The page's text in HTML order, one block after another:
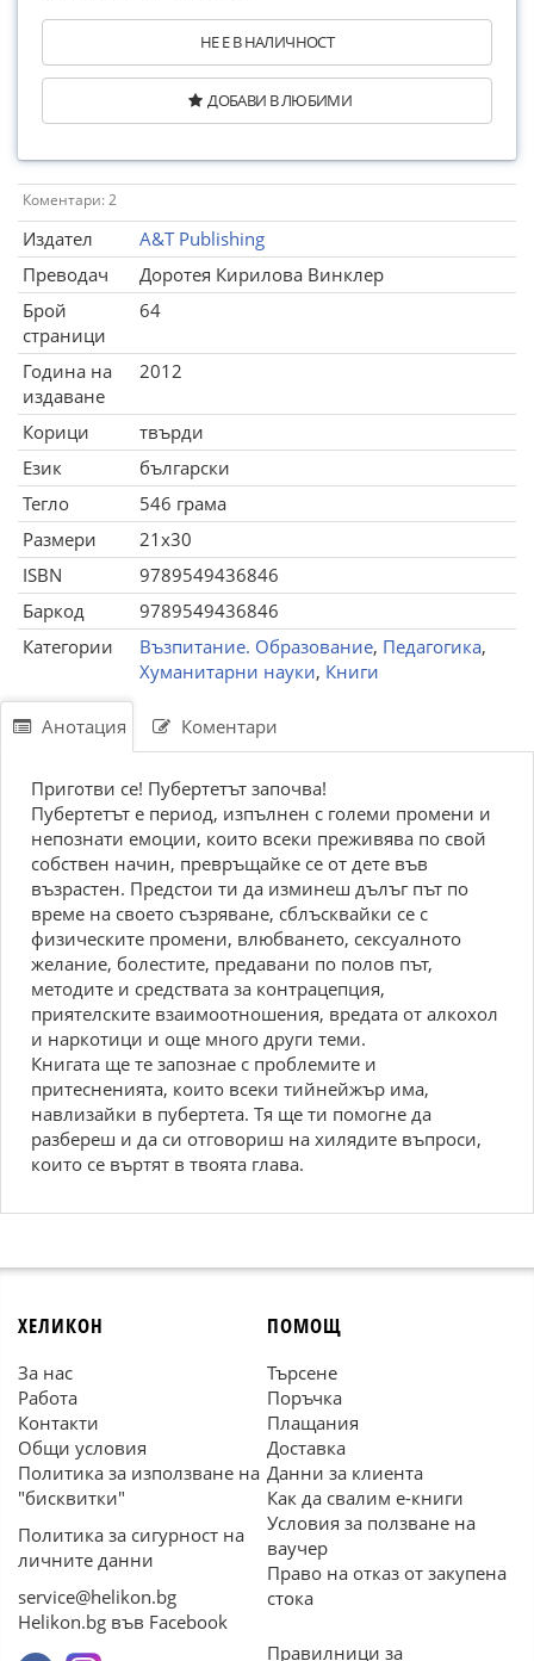
НЕ Е В НАЛИЧНОСТ
ДОБАВИ В ЛЮБИМИ
Коментари: 2
Издател
A&T Publishing
Преводач
Доротея Кирилова Винклер
Брой
страници
64
Година на
издаване
2012
Корици
твърди
Език
български
Тегло
546 грама
Размери
21x30
ISBN
9789549436846
Баркод
9789549436846
Категории
Възпитание. Образование, Педагогика,
Хуманитарни науки, Книги
Анотация Коментари
Приготви се! Пубертетът започва!
Пубертетът е период, изпълнен с големи промени и
непознати емоции, които всеки преживява по свой
собствен начин, превръщайке се от дете във
възрастен. Предстои ти да изминеш дълъг път по
време на своето съзряване, сблъсквайки се с
физическите промени, влюбването, сексуалното
желание, болестите, предавани по полов път,
методите и средствата за контрацепция,
приятелските взаимоотношения, вредата от алкохол
и наркотици и още много други теми.
Книгата ще те запознае с проблемите и
притесненията, които всеки тийнейжър има,
навлизайки в пубертета. Тя ще ти помогне да
разбереш и да си отговориш на хилядите въпроси,
които се въртят в твоята глава.
ХЕЛИКОН
За нас
Работа
Контакти
Общи условия
Политика за използване на
"бисквитки"
Политика за сигурност на
личните данни
service@helikon.bg
Helikon.bg във Facebook
ПОМОЩ
Търсене
Поръчка
Плащания
Доставка
Данни за клиента
Как да свалим е-книги
Условия за ползване на
ваучер
Право на отказ от закупена
стока
Правилници за